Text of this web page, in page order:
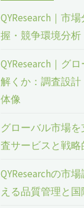
QYResearch｜市
握・競争環境分
QYResearch｜グ
解くか：調査設
体像
グローバル市場を
査サービスと戦
QYResearchの市
える品質管理と